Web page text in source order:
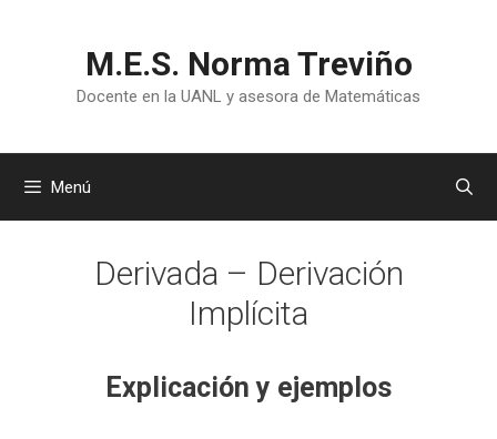
M.E.S. Norma Treviño
Docente en la UANL y asesora de Matemáticas
Menú
Derivada – Derivación
Implícita
Explicación y ejemplos